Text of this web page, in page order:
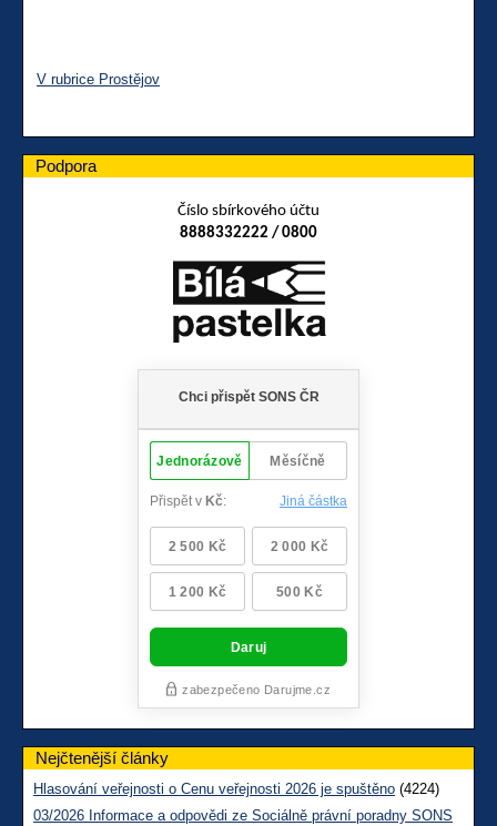
V rubrice Prostějov
Podpora
Číslo sbírkového účtu
8888332222 / 0800
Nejčtenější články
Hlasování veřejnosti o Cenu veřejnosti 2026 je spuštěno (4224)
03/2026 Informace a odpovědi ze Sociálně právní poradny SONS